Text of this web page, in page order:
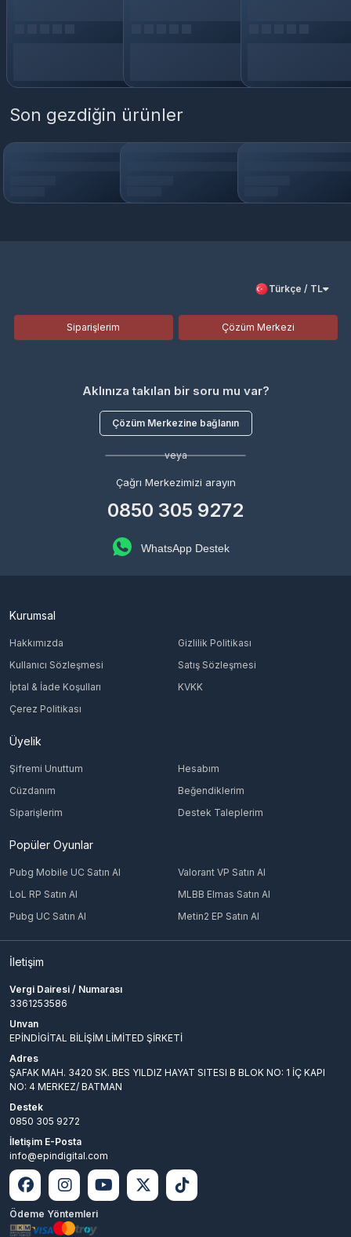
Son gezdiğin ürünler
Türkçe / TL
Siparişlerim Çözüm Merkezi
Aklınıza takılan bir soru mu var?
Çözüm Merkezine bağlanın
veya
Çağrı Merkezimizi arayın
0850 305 9272
WhatsApp Destek
Kurumsal
Hakkımızda
Gizlilik Politikası
Kullanıcı Sözleşmesi
Satış Sözleşmesi
İptal & İade Koşulları
KVKK
Çerez Politikası
Üyelik
Şifremi Unuttum
Hesabım
Cüzdanım
Beğendiklerim
Siparişlerim
Destek Taleplerim
Popüler Oyunlar
Pubg Mobile UC Satın Al
Valorant VP Satın Al
LoL RP Satın Al
MLBB Elmas Satın Al
Pubg UC Satın Al
Metin2 EP Satın Al
İletişim
Vergi Dairesi / Numarası
3361253586
Unvan
EPİNDİGİTAL BİLİŞİM LİMİTED ŞİRKETİ
Adres
ŞAFAK MAH. 3420 SK. BES YILDIZ HAYAT SITESI B BLOK NO: 1 İÇ KAPI
NO: 4 MERKEZ/ BATMAN
Destek
0850 305 9272
İletişim E-Posta
info@epindigital.com
Ödeme Yöntemleri